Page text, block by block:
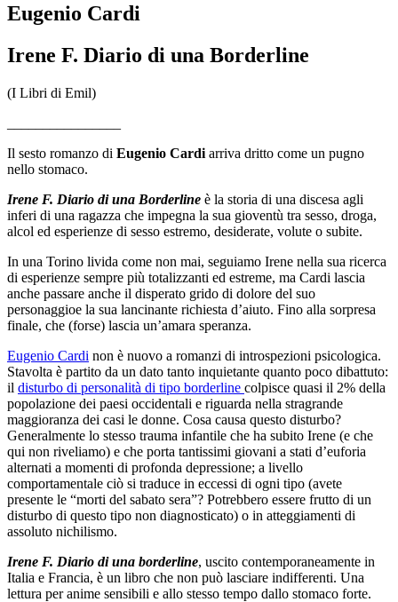
Eugenio Cardi
Irene F. Diario di una Borderline
(I Libri di Emil)
Il sesto romanzo di Eugenio Cardi arriva dritto come un pugno
nello stomaco.
Irene F. Diario di una Borderline è la storia di una discesa agli
inferi di una ragazza che impegna la sua gioventù tra sesso, droga,
alcol ed esperienze di sesso estremo, desiderate, volute o subite.
In una Torino livida come non mai, seguiamo Irene nella sua ricerca
di esperienze sempre più totalizzanti ed estreme, ma Cardi lascia
anche passare anche il disperato grido di dolore del suo
personaggioe la sua lancinante richiesta d’aiuto. Fino alla sorpresa
finale, che (forse) lascia un’amara speranza.
Eugenio Cardi non è nuovo a romanzi di introspezioni psicologica.
Stavolta è partito da un dato tanto inquietante quanto poco dibattuto:
il disturbo di personalità di tipo borderline colpisce quasi il 2% della
popolazione dei paesi occidentali e riguarda nella stragrande
maggioranza dei casi le donne. Cosa causa questo disturbo?
Generalmente lo stesso trauma infantile che ha subito Irene (e che
qui non riveliamo) e che porta tantissimi giovani a stati d’euforia
alternati a momenti di profonda depressione; a livello
comportamentale ciò si traduce in eccessi di ogni tipo (avete
presente le “morti del sabato sera”? Potrebbero essere frutto di un
disturbo di questo tipo non diagnosticato) o in atteggiamenti di
assoluto nichilismo.
Irene F. Diario di una borderline, uscito contemporaneamente in
Italia e Francia, è un libro che non può lasciare indifferenti. Una
lettura per anime sensibili e allo stesso tempo dallo stomaco forte.